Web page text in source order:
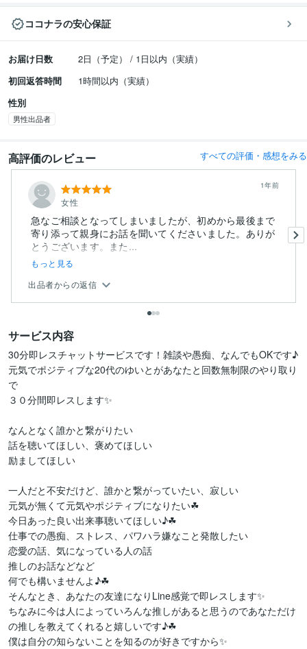
ココナラの安心保証
お届け日数
2日（予定） / 1日以内（実績）
初回返答時間
1時間以内（実績）
性別
男性出品者
高評価のレビュー すべての評価・感想をみる
女性
1年前
急なご相談となってしまいましたが、初めから最後まで
寄り添って親身にお話を聞いてくださいました。ありが
とうございます。また...
もっと見る
出品者からの返信
サービス内容
30分即レスチャットサービスです！雑談や愚痴、なんでもOKです♪
元気でポジティブな20代のゆいとがあなたと回数無制限のやり取り
で
３０分間即レスします✨
なんとなく誰かと繋がりたい
話を聴いてほしい、褒めてほしい
励ましてほしい
一人だと不安だけど、誰かと繋がっていたい、寂しい
元気が無くて元気やポジティブになりたい☘
今日あった良い出来事聴いてほしい♪☘
仕事での愚痴、ストレス、パワハラ嫌なこと発散したい
恋愛の話、気になっている人の話
推しのお話などなど
何でも構いませんよ♪☘
そんなとき、あなたの友達になりLine感覚で即レスします✨
ちなみに今は人によっていろんな推しがあると思うのであなただけ
の推しを教えてくれると嬉しいです♪☘
僕は自分の知らないことを知るのが好きですから✨